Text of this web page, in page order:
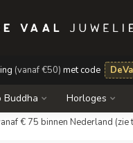
(vanaf €50) met code
Buddha Horloges
€ 75 binnen Nederland (zie